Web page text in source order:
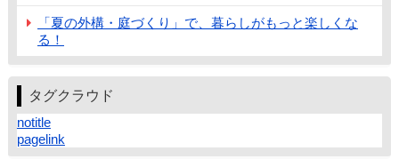
「夏の外構・庭づくり」で、暮らしがもっと楽しくな
る！
タグクラウド
notitle
pagelink